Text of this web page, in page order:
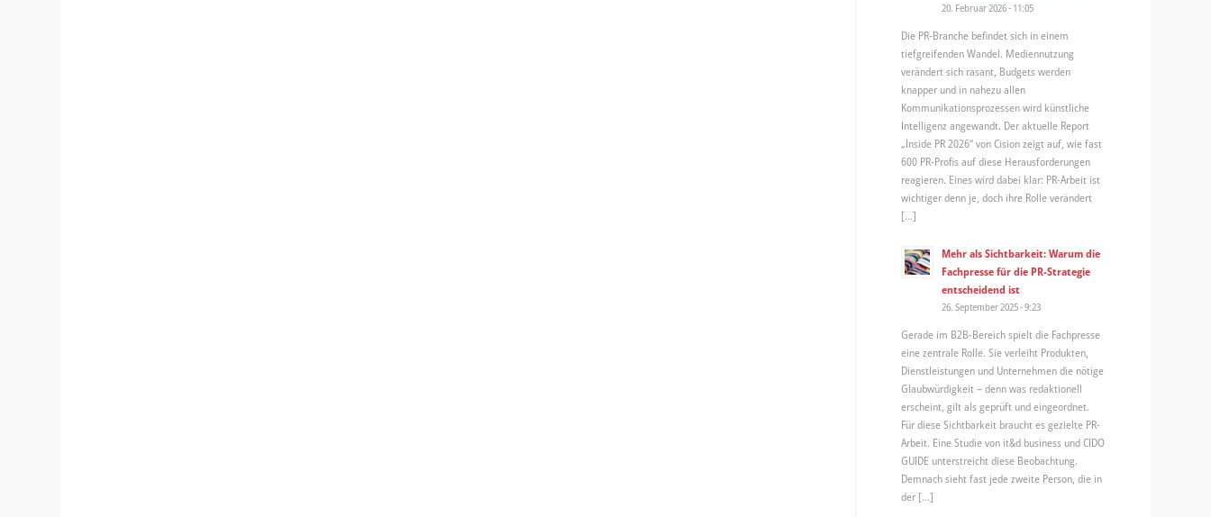
20. Februar 2026 - 11:05
Die PR-Branche befindet sich in einem
tiefgreifenden Wandel. Mediennutzung
verändert sich rasant, Budgets werden
knapper und in nahezu allen
Kommunikationsprozessen wird künstliche
Intelligenz angewandt. Der aktuelle Report
„Inside PR 2026“ von Cision zeigt auf, wie fast
600 PR-Profis auf diese Herausforderungen
reagieren. Eines wird dabei klar: PR-Arbeit ist
wichtiger denn je, doch ihre Rolle verändert
[…]
Mehr als Sichtbarkeit: Warum die
Fachpresse für die PR-Strategie
entscheidend ist
26. September 2025 - 9:23
Gerade im B2B-Bereich spielt die Fachpresse
eine zentrale Rolle. Sie verleiht Produkten,
Dienstleistungen und Unternehmen die nötige
Glaubwürdigkeit – denn was redaktionell
erscheint, gilt als geprüft und eingeordnet.
Für diese Sichtbarkeit braucht es gezielte PR-
Arbeit. Eine Studie von it&d business und CIDO
GUIDE unterstreicht diese Beobachtung.
Demnach sieht fast jede zweite Person, die in
der […]